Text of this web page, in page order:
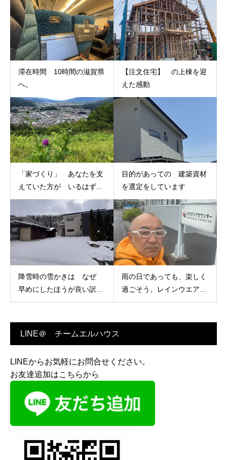
滞在時間 10時間の滋賀県
へ。
【注文住宅】 の上棟を迎
えた感動
「家づくり」 あなたを支
えていた方が いるはず...
目的があっての 建築資材
を選定をしています
降雪時の雪かきは なぜ
早めにしたほうが良い訳...
雨の日であっても、楽しく
過ごそう。レインウエア...
LINE＠ チームエルハウス
LINEからお気軽にお問合せください。
お友達追加はこちらから